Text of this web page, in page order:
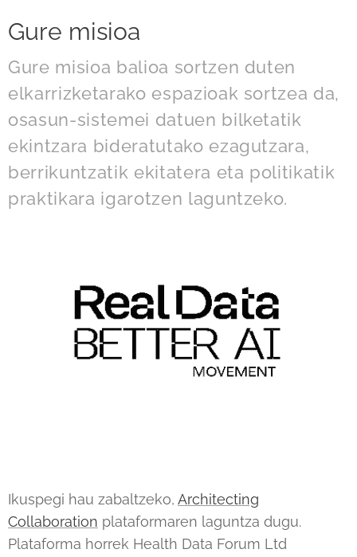
Gure misioa
Gure misioa balioa sortzen duten
elkarrizketarako espazioak sortzea da,
osasun-sistemei datuen bilketatik
ekintzara bideratutako ezagutzara,
berrikuntzatik ekitatera eta politikatik
praktikara igarotzen laguntzeko.
Ikuspegi hau zabaltzeko, Architecting
Collaboration plataformaren laguntza dugu.
Plataforma horrek Health Data Forum Ltd